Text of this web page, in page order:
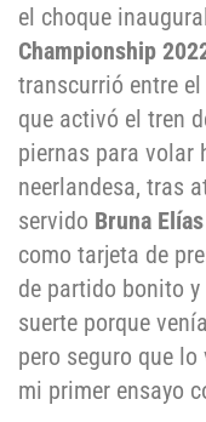
el choque
Championship
transcurrió entre
que activó el tren
piernas para volar
neerlandesa, tras
servido Bruna Elías
como tarjeta de
de partido bonito
suerte porque
pero seguro que
mi primer ensayo